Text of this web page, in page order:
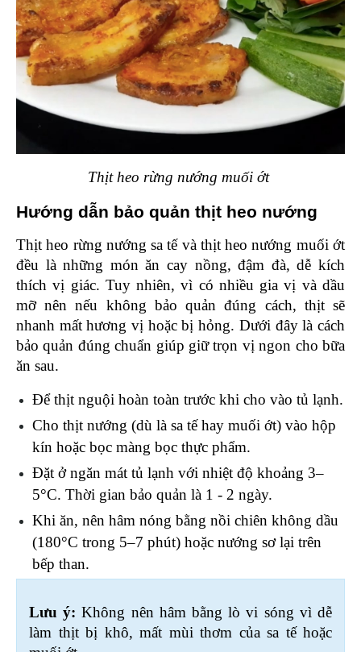
Thịt heo rừng nướng muối ớt
Hướng dẫn bảo quản thịt heo nướng
Thịt heo rừng nướng sa tế và thịt heo nướng muối ớt
đều là những món ăn cay nồng, đậm đà, dễ kích
thích vị giác. Tuy nhiên, vì có nhiều gia vị và dầu
mỡ nên nếu không bảo quản đúng cách, thịt sẽ
nhanh mất hương vị hoặc bị hỏng. Dưới đây là cách
bảo quản đúng chuẩn giúp giữ trọn vị ngon cho bữa
ăn sau.
Để thịt nguội hoàn toàn trước khi cho vào tủ lạnh.
Cho thịt nướng (dù là sa tế hay muối ớt) vào hộp
kín hoặc bọc màng bọc thực phẩm.
Đặt ở ngăn mát tủ lạnh với nhiệt độ khoảng 3–
5°C. Thời gian bảo quản là 1 - 2 ngày.
Khi ăn, nên hâm nóng bằng nồi chiên không dầu
(180°C trong 5–7 phút) hoặc nướng sơ lại trên
bếp than.
Lưu ý: Không nên hâm bằng lò vi sóng vì dễ
làm thịt bị khô, mất mùi thơm của sa tế hoặc